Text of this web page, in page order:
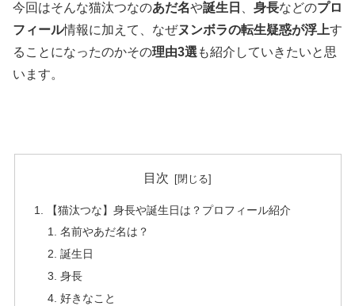
今回はそんな猫汰つなのあだ名や誕生日 、 身長などのプロ
フィール情報に加えて、 なぜヌンボラの転生疑惑が浮上す
ることになったのかその理由3選も紹介していきたいと思
います。
目次
【猫汰つな】身長や誕生日は？プロフィール紹介
名前やあだ名は？
誕生日
身長
好きなこと